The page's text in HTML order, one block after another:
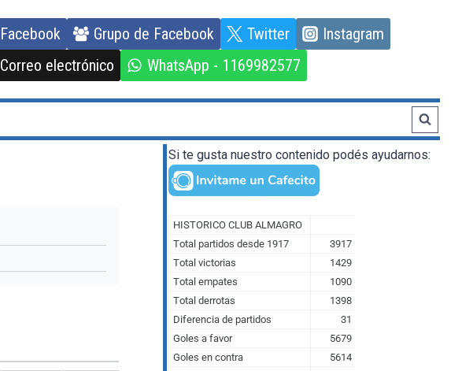
Facebook Grupo de Facebook Twitter
Instagram
Correo electrónico
WhatsApp - 1169982577
Si te gusta nuestro contenido podés ayudarnos: